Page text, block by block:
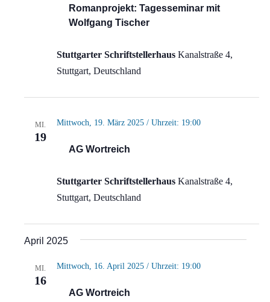
Romanprojekt: Tagesseminar mit
Wolfgang Tischer
Stuttgarter Schriftstellerhaus Kanalstraße 4,
Stuttgart, Deutschland
MI.
19
AG Wortreich
Mittwoch, 19. März 2025 / Uhrzeit: 19:00
Stuttgarter Schriftstellerhaus Kanalstraße 4,
Stuttgart, Deutschland
April 2025
MI.
16
AG Wortreich
Mittwoch, 16. April 2025 / Uhrzeit: 19:00